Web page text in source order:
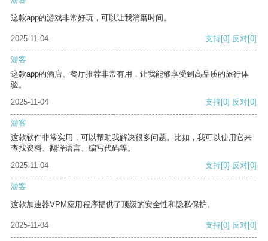
这款app的游戏非常好玩，可以让我消磨时间。
2025-11-04 支持[0] 反对[0]
游客
这款app的酒店、餐厅推荐非常有用，让我能够享受到高品质的旅行体
验。
2025-11-04
支持[0] 反对[0]
游客
这款软件非常实用，可以帮助我解决很多问题。比如，我可以使用它来
查找资料、翻译语言、编写代码等。
2025-11-04
支持[0] 反对[0]
游客
这款加速器VPM应用程序提供了顶级的安全性和隐私保护。
2025-11-04 支持[0] 反对[0]